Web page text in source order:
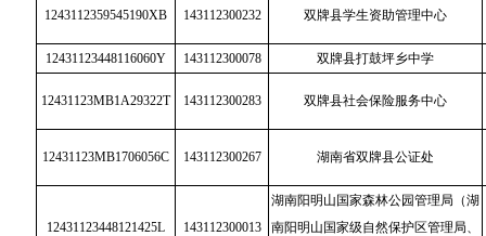
1243112359545190XB 143112300232 双牌县学生资助管理中心
12431123448116060Y 143112300078 双牌县打鼓坪乡中学
12431123MB1A29322T 143112300283 双牌县社会保险服务中心
12431123MB1706056C 143112300267 湖南省双牌县公证处
12431123448121425L 143112300013
湖南阳明山国家森林公园管理局（湖
南阳明山国家级自然保护区管理局、